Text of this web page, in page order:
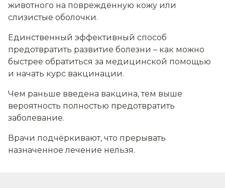
животного на повреждённую кожу или
слизистые оболочки.
Единственный эффективный способ
предотвратить развитие болезни – как можно
быстрее обратиться за медицинской помощью
и начать курс вакцинации.
Чем раньше введена вакцина, тем выше
вероятность полностью предотвратить
заболевание.
Врачи подчёркивают, что прерывать
назначенное лечение нельзя.